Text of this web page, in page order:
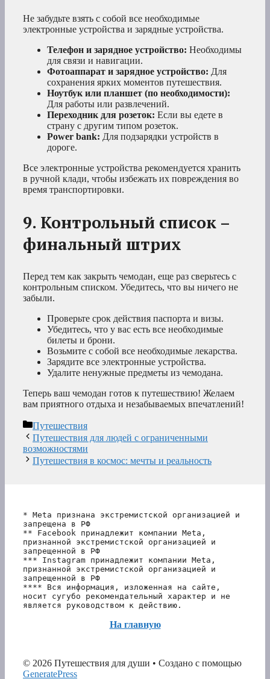
Не забудьте взять с собой все необходимые
электронные устройства и зарядные устройства.
Телефон и зарядное устройство: Необходимы
для связи и навигации.
Фотоаппарат и зарядное устройство: Для
сохранения ярких моментов путешествия.
Ноутбук или планшет (по необходимости):
Для работы или развлечений.
Переходник для розеток: Если вы едете в
страну с другим типом розеток.
Power bank: Для подзарядки устройств в
дороге.
Все электронные устройства рекомендуется хранить
в ручной клади, чтобы избежать их повреждения во
время транспортировки.
9. Контрольный список –
финальный штрих
Перед тем как закрыть чемодан, еще раз сверьтесь с
контрольным списком. Убедитесь, что вы ничего не
забыли.
Проверьте срок действия паспорта и визы.
Убедитесь, что у вас есть все необходимые
билеты и брони.
Возьмите с собой все необходимые лекарства.
Зарядите все электронные устройства.
Удалите ненужные предметы из чемодана.
Теперь ваш чемодан готов к путешествию! Желаем
вам приятного отдыха и незабываемых впечатлений!
Рубрики
Путешествия
Путешествия для людей с ограниченными
возможностями
Путешествия в космос: мечты и реальность
* Meta признана экстремистской организацией и
запрещена в РФ
** Facebook принадлежит компании Meta,
признанной экстремистской организацией и
запрещенной в РФ
*** Instagram принадлежит компании Meta,
признанной экстремистской организацией и
запрещенной в РФ
**** Вся информация, изложенная на сайте,
носит сугубо рекомендательный характер и не
является руководством к действию.
На главную
© 2026 Путешествия для души • Создано с помощью
GeneratePress